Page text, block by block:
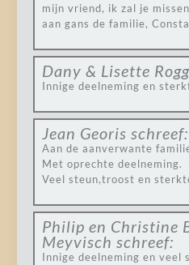
mijn vriend, ik zal je
aan gans de familie,
Dany & Lisette
Innige deelneming en
Jean Georis schreef:
Aan de aanverwante
Met oprechte deelneming.
Veel steun,troost en
Philip en Christine
Meyvisch schreef:
Innige deelneming en